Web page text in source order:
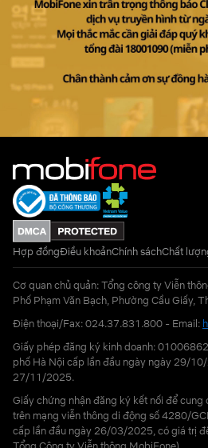
Hợp đồngĐiều khoảnChính sáchChất
Cơ quan chủ quản: Tổng công ty Viễn
Phố Phạm Văn Bạch, Phường Cầu Giấy,
Điện thoại/Fax: 024.37.831.800 - Email:
Giấy phép đăng ký kinh doanh:
phố Hà Nội cấp lần đầu ngày ngày 29/
27/11/2025.
Giấy chứng nhận đăng ký kết nối để
trên mạng viễn thông di động số 4280/
cấp lần đầu ngày 26/03/2025, có giá trị